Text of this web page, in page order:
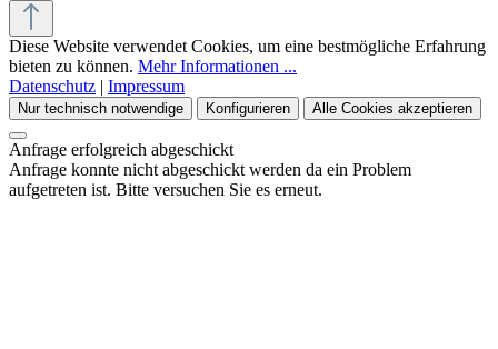
Diese Website verwendet Cookies, um eine bestmögliche Erfahrung
bieten zu können. Mehr Informationen ...
Datenschutz | Impressum
Nur technisch notwendige Konfigurieren Alle Cookies akzeptieren
Anfrage erfolgreich abgeschickt
Anfrage konnte nicht abgeschickt werden da ein Problem
aufgetreten ist. Bitte versuchen Sie es erneut.